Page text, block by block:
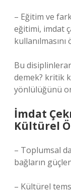
– Eğitim ve
eğitimi, imdat
Bu
demek? kritik
yönlülüğünü
İmdat
Kültürel
– Toplumsal
bağların
– Kültürel